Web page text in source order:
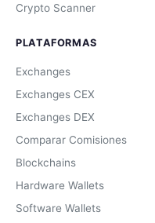
Crypto Scanner
PLATAFORMAS
Exchanges
Exchanges CEX
Exchanges DEX
Comparar Comisiones
Blockchains
Hardware Wallets
Software Wallets